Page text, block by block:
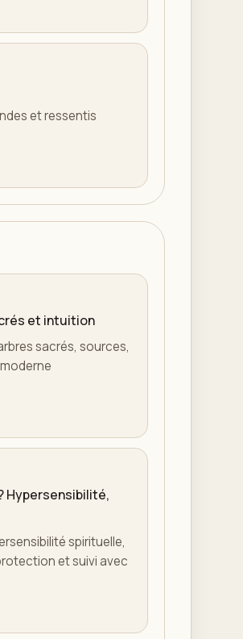
et ressentis
et intuition
sacrés, sources,
Hypersensibilité,
spirituelle,
et suivi avec